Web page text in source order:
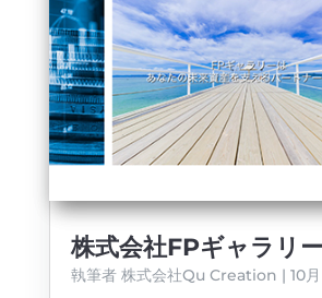
株式会社FPギャラリ
執筆者 株式会社Qu Creation | 10